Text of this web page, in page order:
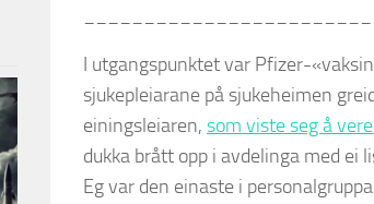
I utgangspunktet var Pfizer-
sjukepleiarane på sjukeheimen
einingsleiaren, som viste seg å
dukka brått opp i avdelinga med ei
Eg var den einaste i